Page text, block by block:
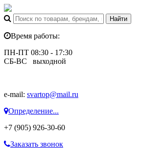
Время работы:
ПН-ПТ 08:30 - 17:30
СБ-ВС выходной
e-mail: svartop@mail.ru
Определение...
+7 (905) 926-30-60
Заказать звонок